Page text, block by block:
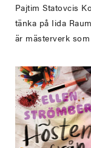
Pajtim Statovcis
tänka på Iida
är mästerverk